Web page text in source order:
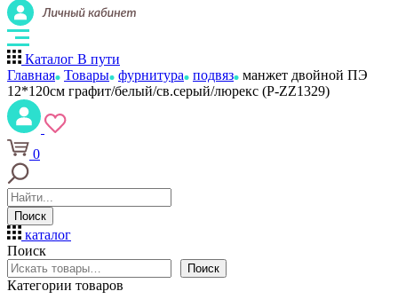
Каталог В пути
Главная Товары фурнитура подвяз манжет двойной ПЭ
12*120см графит/белый/св.серый/люрекс (P-ZZ1329)
0
Поиск
каталог
Поиск
Поиск
Категории товаров